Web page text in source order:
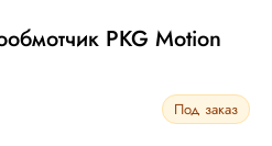
PKG Motion
Под заказ